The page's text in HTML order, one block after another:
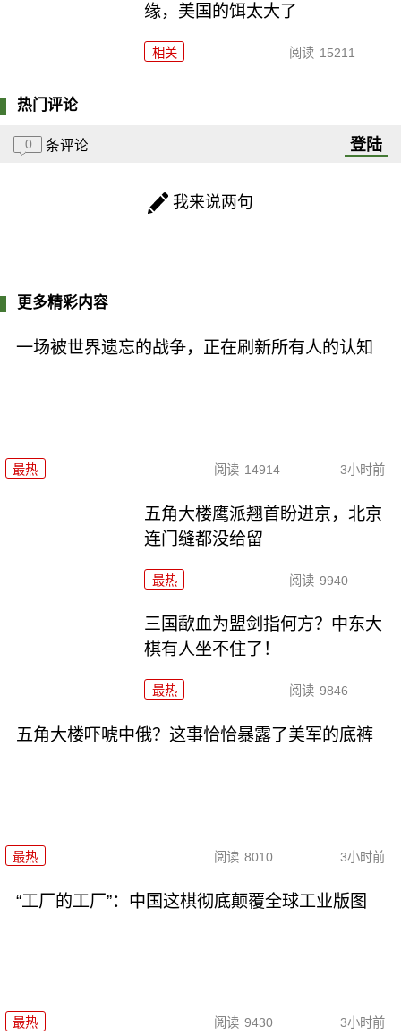
缘，美国的饵太大了
相关 阅读 15211
热门评论
0 条评论 登陆
我来说两句
更多精彩内容
一场被世界遗忘的战争，正在刷新所有人的认知
最热 阅读 14914 3小时前
五角大楼鹰派翘首盼进京，北京
连门缝都没给留
最热 阅读 9940
三国歃血为盟剑指何方？中东大
棋有人坐不住了！
最热 阅读 9846
五角大楼吓唬中俄？这事恰恰暴露了美军的底裤
最热 阅读 8010 3小时前
“工厂的工厂”：中国这棋彻底颠覆全球工业版图
最热 阅读 9430 3小时前